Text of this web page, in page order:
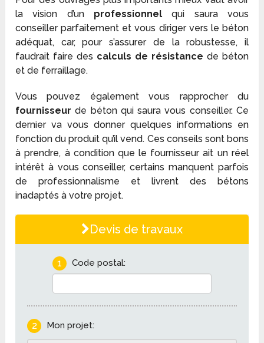
la vision d’un professionnel qui saura vous
conseiller parfaitement et vous diriger vers le béton
adéquat, car, pour s’assurer de la robustesse, il
faudrait faire des calculs de résistance de béton
et de ferraillage.
Vous pouvez également vous rapprocher du
fournisseur de béton qui saura vous conseiller. Ce
dernier va vous donner quelques informations en
fonction du produit qu’il vend. Ces conseils sont bons
à prendre, à condition que le fournisseur ait un réel
intérêt à vous conseiller, certains manquent parfois
de professionnalisme et livrent des bétons
inadaptés à votre projet.
Devis de travaux
1 Code postal:
2 Mon projet: